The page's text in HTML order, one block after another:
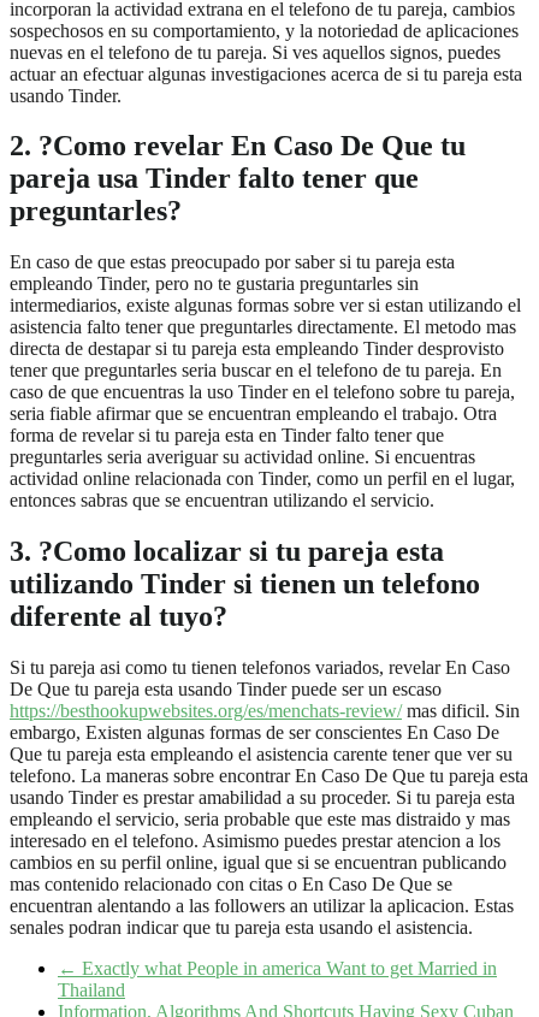
incorporan la actividad extrana en el telefono de tu pareja, cambios
sospechosos en su comportamiento, y la notoriedad de aplicaciones
nuevas en el telefono de tu pareja. Si ves aquellos signos, puedes
actuar an efectuar algunas investigaciones acerca de si tu pareja esta
usando Tinder.
2. ?Como revelar En Caso De Que tu
pareja usa Tinder falto tener que
preguntarles?
En caso de que estas preocupado por saber si tu pareja esta
empleando Tinder, pero no te gustaria preguntarles sin
intermediarios, existe algunas formas sobre ver si estan utilizando el
asistencia falto tener que preguntarles directamente. El metodo mas
directa de destapar si tu pareja esta empleando Tinder desprovisto
tener que preguntarles seri­a buscar en el telefono de tu pareja. En
caso de que encuentras la uso Tinder en el telefono sobre tu pareja,
seri­a fiable afirmar que se encuentran empleando el trabajo. Otra
forma de revelar si tu pareja esta en Tinder falto tener que
preguntarles seri­a averiguar su actividad online. Si encuentras
actividad online relacionada con Tinder, como un perfil en el lugar,
entonces sabras que se encuentran utilizando el servicio.
3. ?Como localizar si tu pareja esta
utilizando Tinder si tienen un telefono
diferente al tuyo?
Si tu pareja asi­ como tu tienen telefonos variados, revelar En Caso
De Que tu pareja esta usando Tinder puede ser un escaso
https://besthookupwebsites.org/es/menchats-review/mas dificil. Sin
embargo, Existen algunas formas de ser conscientes En Caso De
Que tu pareja esta empleando el asistencia carente tener que ver su
telefono. La maneras sobre encontrar En Caso De Que tu pareja esta
usando Tinder es prestar amabilidad a su proceder. Si tu pareja esta
empleando el servicio, seri­a probable que este mas distraido y mas
interesado en el telefono. Asimismo puedes prestar atencion a los
cambios en su perfil online, igual que si se encuentran publicando
mas contenido relacionado con citas o En Caso De Que se
encuentran alentando a las followers an utilizar la aplicacion. Estas
senales podran indicar que tu pareja esta usando el asistencia.
← Exactly what People in america Want to get Married in
Thailand
Information, Algorithms And Shortcuts Having Sexy Cuban